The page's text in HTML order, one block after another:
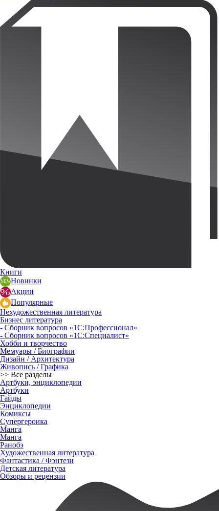
Книги
Новинки
Акции
Популярные
Нехудожественная литература
Бизнес литература
- Сборник вопросов «1С:Профессионал»
- Сборник вопросов «1С:Специалист»
Хобби и творчество
Мемуары / Биографии
Дизайн / Архитектура
Живопись / Графика
>> Все разделы
Артбуки, энциклопедии
Артбуки
Гайды
Энциклопедии
Комиксы
Супергероика
Манга
Манга
Ранобэ
Художественная литература
Фантастика / Фэнтези
Детская литература
Обзоры и рецензии